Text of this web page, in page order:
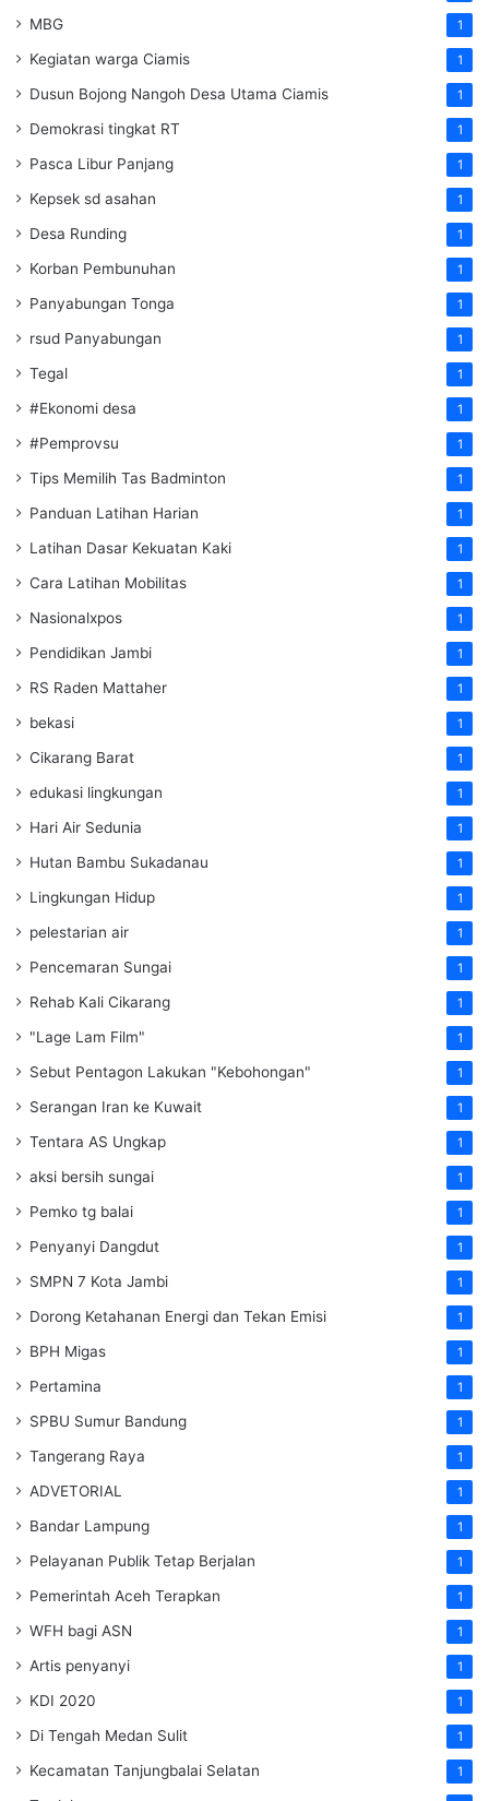
MBG 1
Kegiatan warga Ciamis 1
Dusun Bojong Nangoh Desa Utama Ciamis 1
Demokrasi tingkat RT 1
Pasca Libur Panjang 1
Kepsek sd asahan 1
Desa Runding 1
Korban Pembunuhan 1
Panyabungan Tonga 1
rsud Panyabungan 1
Tegal 1
#Ekonomi desa 1
#Pemprovsu 1
Tips Memilih Tas Badminton 1
Panduan Latihan Harian 1
Latihan Dasar Kekuatan Kaki 1
Cara Latihan Mobilitas 1
Nasionalxpos 1
Pendidikan Jambi 1
RS Raden Mattaher 1
bekasi 1
Cikarang Barat 1
edukasi lingkungan 1
Hari Air Sedunia 1
Hutan Bambu Sukadanau 1
Lingkungan Hidup 1
pelestarian air 1
Pencemaran Sungai 1
Rehab Kali Cikarang 1
"Lage Lam Film" 1
Sebut Pentagon Lakukan "Kebohongan" 1
Serangan Iran ke Kuwait 1
Tentara AS Ungkap 1
aksi bersih sungai 1
Pemko tg balai 1
Penyanyi Dangdut 1
SMPN 7 Kota Jambi 1
Dorong Ketahanan Energi dan Tekan Emisi 1
BPH Migas 1
Pertamina 1
SPBU Sumur Bandung 1
Tangerang Raya 1
ADVETORIAL 1
Bandar Lampung 1
Pelayanan Publik Tetap Berjalan 1
Pemerintah Aceh Terapkan 1
WFH bagi ASN 1
Artis penyanyi 1
KDI 2020 1
Di Tengah Medan Sulit 1
Kecamatan Tanjungbalai Selatan 1